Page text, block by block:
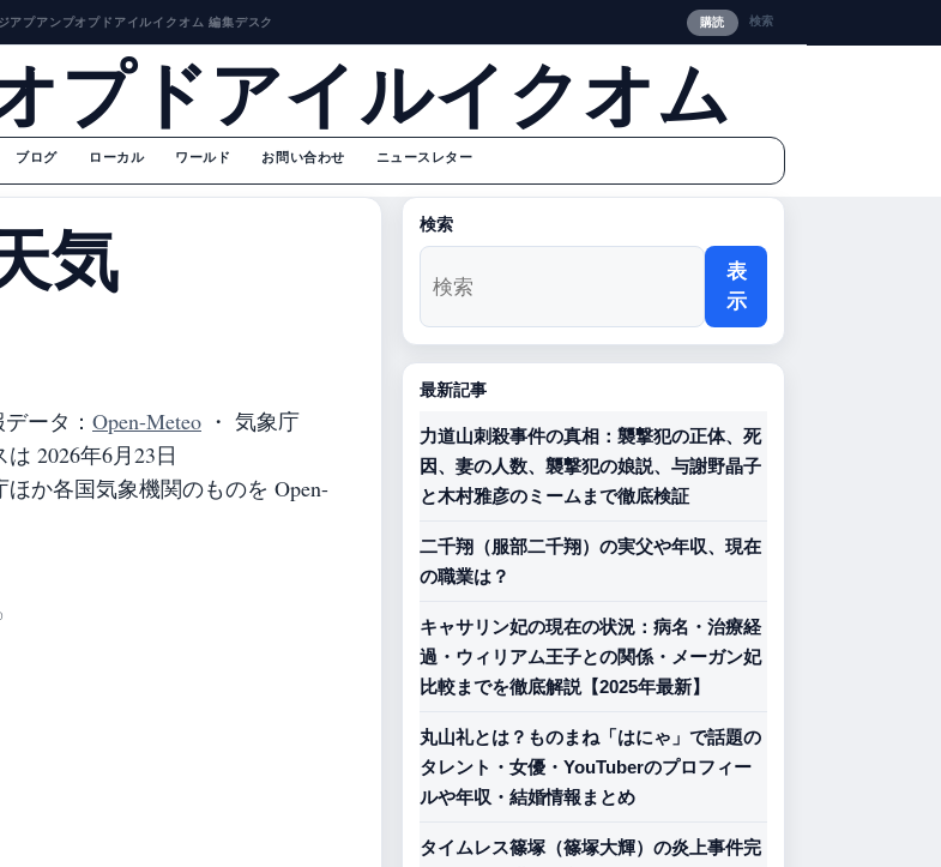
ジアプアンプオプドアイルイクオム 編集デスク 購読 検索
プドアイルイクオム
ブログ ローカル ワールド お問い合わせ ニュースレター
気
ータ： Open-Meteo ・ 気象庁
2026年6月23日
か各国気象機関のものを Open-
検索
表
示
最新記事
力道山刺殺事件の真相：襲撃犯の正体、死
因、妻の人数、襲撃犯の娘説、与謝野晶子
と木村雅彦のミームまで徹底検証
二千翔（服部二千翔）の実父や年収、現在
の職業は？
キャサリン妃の現在の状況：病名・治療経
過・ウィリアム王子との関係・メーガン妃
比較までを徹底解説【2025年最新】
丸山礼とは？ものまね「はにゃ」で話題の
タレント・女優・YouTuberのプロフィー
ルや年収・結婚情報まとめ
タイムレス篠塚（篠塚大輝）の炎上事件完